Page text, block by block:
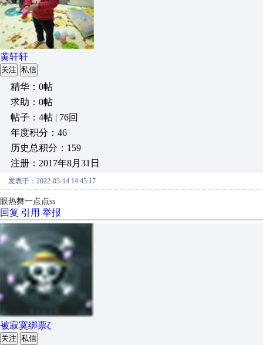
黄轩轩
关注 私信
精华：0帖
求助：0帖
帖子：4帖 | 76回
年度积分：46
历史总积分：159
注册：2017年8月31日
发表于：2022-03-14 14:45:17
眼热舞一点点ss
回复 引用 举报
被寂寞绑票ζ
关注 私信